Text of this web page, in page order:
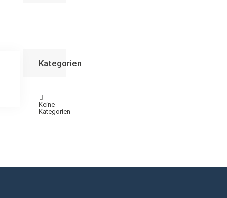
Kategorien
Keine
Kategorien